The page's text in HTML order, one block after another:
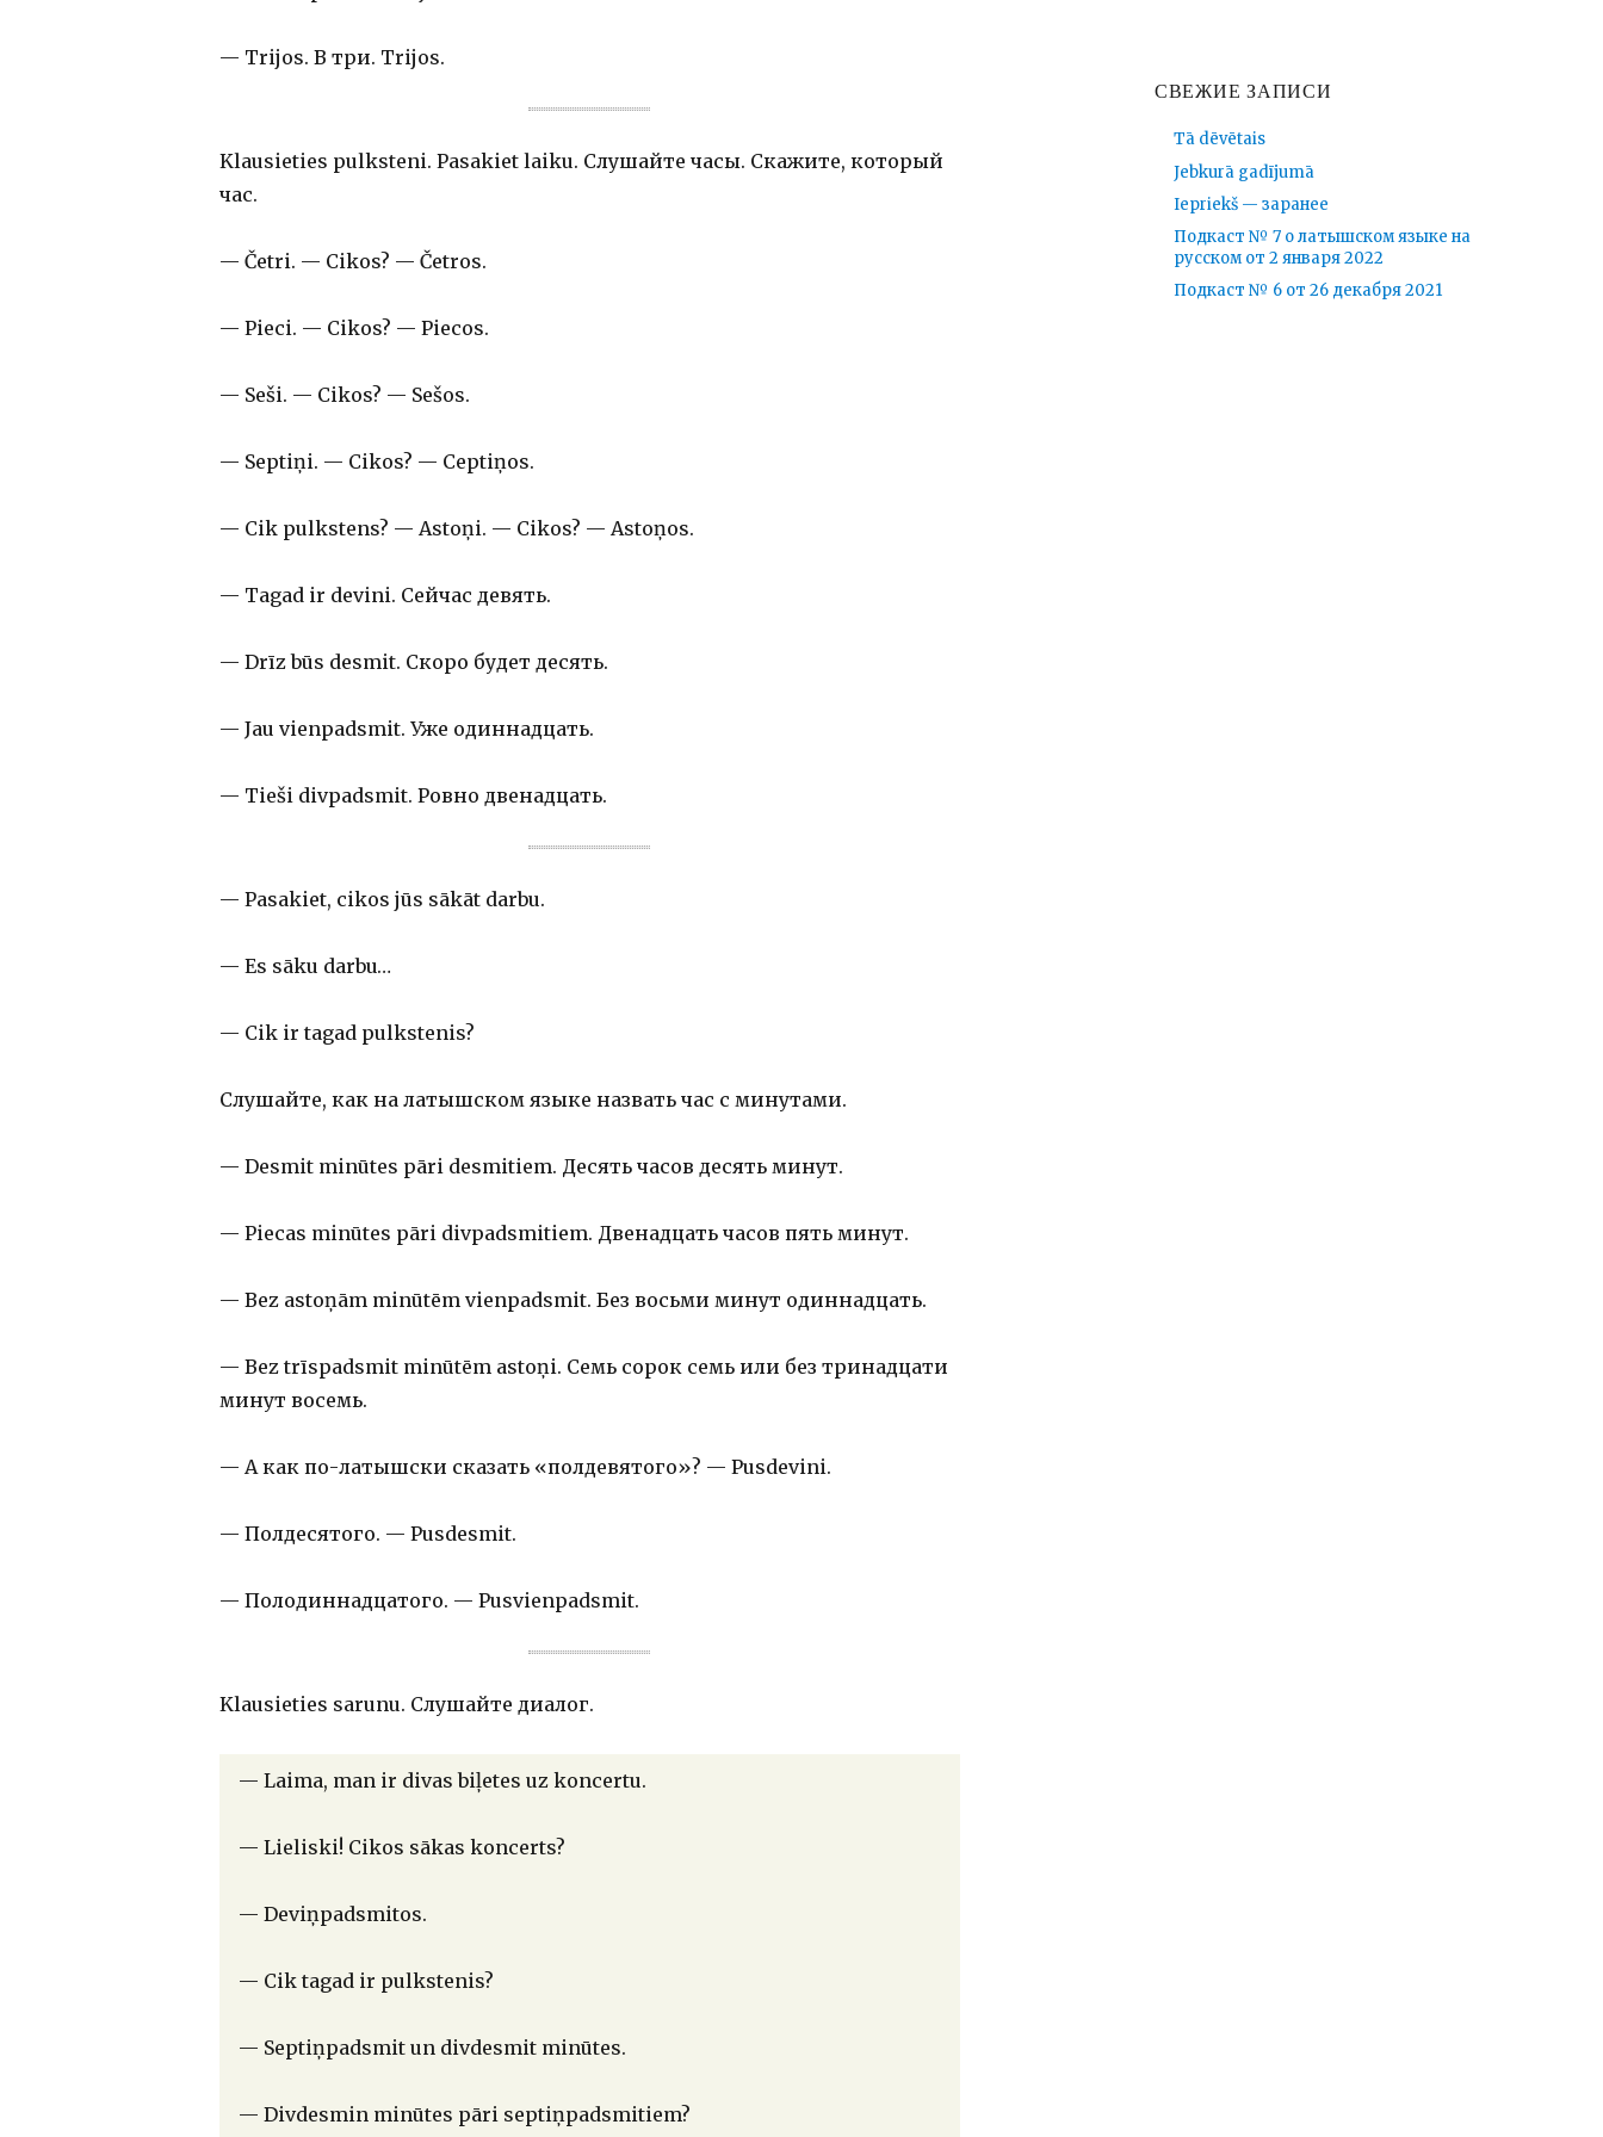
— Trijos. В три. Trijos.
Klausieties pulksteni. Pasakiet laiku. Слушайте часы. Скажите, который
час.
— Četri. — Cikos? — Četros.
— Pieci. — Cikos? — Piecos.
— Seši. — Cikos? — Sešos.
— Septiņi. — Cikos? — Ceptiņos.
— Cik pulkstens? — Astoņi. — Cikos? — Astoņos.
— Tagad ir devini. Сейчас девять.
— Drīz būs desmit. Скоро будет десять.
— Jau vienpadsmit. Уже одиннадцать.
— Tieši divpadsmit. Ровно двенадцать.
— Pasakiet, cikos jūs sākāt darbu.
— Es sāku darbu…
— Cik ir tagad pulkstenis?
Слушайте, как на латышском языке назвать час с минутами.
— Desmit minūtes pāri desmitiem. Десять часов десять минут.
— Piecas minūtes pāri divpadsmitiem. Двенадцать часов пять минут.
— Bez astoņām minūtēm vienpadsmit. Без восьми минут одиннадцать.
— Bez trīspadsmit minūtēm astoņi. Семь сорок семь или без тринадцати
минут восемь.
— А как по-латышски сказать «полдевятого»? — Pusdevini.
— Полдесятого. — Pusdesmit.
— Полодиннадцатого. — Pusvienpadsmit.
Klausieties sarunu. Слушайте диалог.
— Laima, man ir divas biļetes uz koncertu.
— Lieliski! Cikos sākas koncerts?
— Deviņpadsmitos.
— Cik tagad ir pulkstenis?
— Septiņpadsmit un divdesmit minūtes.
— Divdesmin minūtes pāri septiņpadsmitiem?
СВЕЖИЕ ЗАПИСИ
Tā dēvētais
Jebkurā gadījumā
Iepriekš — заранее
Подкаст № 7 о латышском языке на
русском от 2 января 2022
Подкаст № 6 от 26 декабря 2021